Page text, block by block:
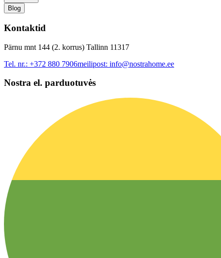
Blog
Kontaktid
Pärnu mnt 144 (2. korrus) Tallinn 11317
Tel. nr.: +372 880 7906meilipost: info@nostrahome.ee
Nostra el. parduotuvės